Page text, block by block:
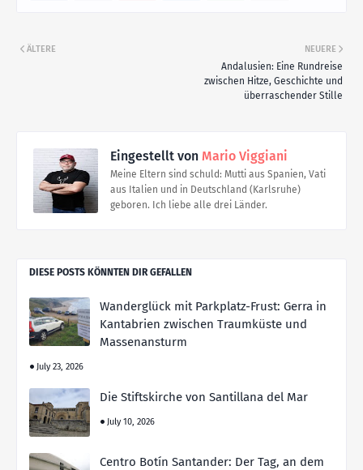
NEUERE
Andalusien: Eine Rundreise
zwischen Hitze, Geschichte und
überraschender Stille
ÄLTERE
Eingestellt von Mario Viggiani
Meine Eltern sind schuld: Mutti aus Spanien, Vati
aus Italien und in Deutschland (Karlsruhe)
geboren. Ich liebe alle drei Länder.
DIESE POSTS KÖNNTEN DIR GEFALLEN
Wanderglück mit Parkplatz-Frust: Gerra in
Kantabrien zwischen Traumküste und
Massenansturm
July 23, 2026
Die Stiftskirche von Santillana del Mar
July 10, 2026
Centro Botín Santander: Der Tag, an dem